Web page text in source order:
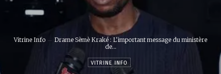
Vitrine Info
Drame Sèmè Kraké : L'important message du ministère
de...
VITRINE INFO